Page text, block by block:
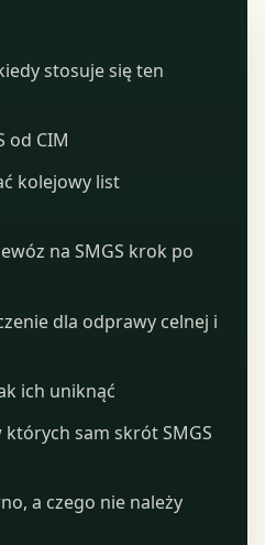
stosuje się ten
od CIM
kolejowy list
na SMGS krok po
dla odprawy celnej i
ich uniknąć
których sam skrót SMGS
a czego nie należy